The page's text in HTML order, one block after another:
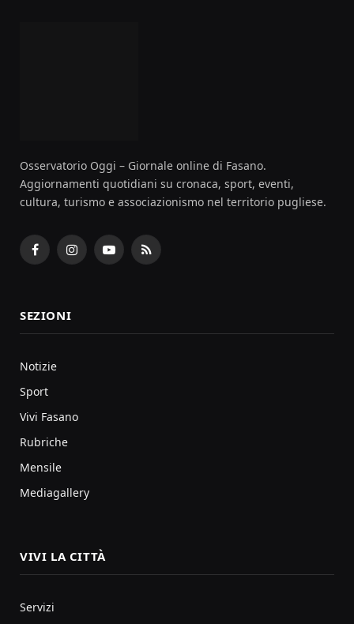
Osservatorio Oggi – Giornale online di Fasano.
Aggiornamenti quotidiani su cronaca, sport, eventi,
cultura, turismo e associazionismo nel territorio pugliese.
FacebookInstagramYouTubeRSS
SEZIONI
Notizie
Sport
Vivi Fasano
Rubriche
Mensile
Mediagallery
VIVI LA CITTÀ
Servizi